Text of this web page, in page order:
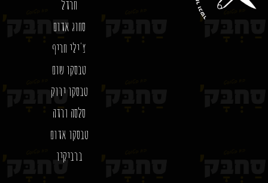
חרדל
סחוג אדום
צ'ילי חריף
טבסקו שום
טבסקו ירוק
סלסה ורדה
טבסקו אדום
ברביקיו